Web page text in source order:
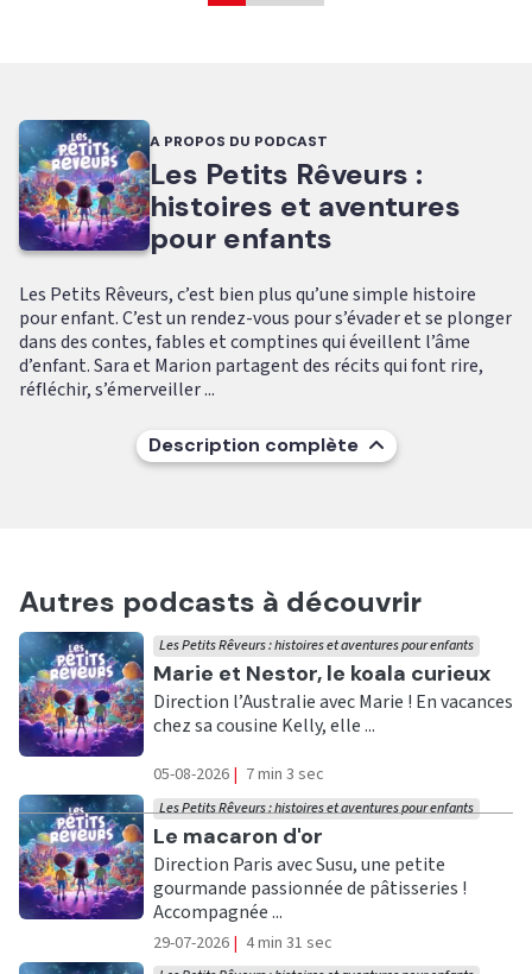
A PROPOS DU PODCAST
Les Petits Rêveurs :
histoires et aventures
pour enfants
Les Petits Rêveurs, c’est bien plus qu’une simple histoire
pour enfant. C’est un rendez-vous pour s’évader et se plonger
dans des contes, fables et comptines qui éveillent l’âme
d’enfant. Sara et Marion partagent des récits qui font rire,
réfléchir, s’émerveiller ...
Description complète
Autres podcasts à découvrir
Ecouter
Marie et Nestor, le koala curieux
Les Petits Rêveurs : histoires et aventures pour enfants
Direction l’Australie avec Marie ! En vacances
chez sa cousine Kelly, elle ...
05-08-2026 | 7 min 3 sec
Ecouter
Le macaron d'or
Les Petits Rêveurs : histoires et aventures pour enfants
Direction Paris avec Susu, une petite
gourmande passionnée de pâtisseries !
Accompagnée ...
29-07-2026 | 4 min 31 sec